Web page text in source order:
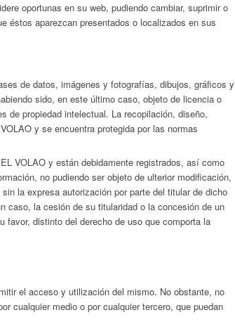
oportunas en su web, pudiendo cambiar, suprimir o
éstos aparezcan presentados o localizados en sus
de datos, imágenes y fotografías, dibujos, gráficos y
sido, en este último caso, objeto de licencia o
de propiedad intelectual. La recopilación, diseño,
y se encuentra protegida por las normas
VOLAO y están debidamente registrados, así como
no pudiendo ser objeto de ulterior modificación,
la expresa autorización por parte del titular de dicho
caso, la cesión de su titularidad o la concesión de un
distinto del derecho de uso que comporta la
el acceso y utilización del mismo. No obstante, no
cualquier medio o por cualquier tercero, que puedan